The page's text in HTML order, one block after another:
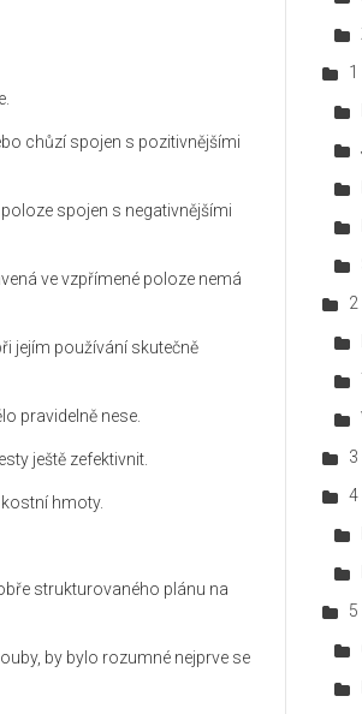
chůzí spojen s pozitivnějšími
spojen s negativnějšími
ve vzpřímené poloze nemá
jejím používání skutečně
pravidelně nese.
ještě zefektivnit.
hmoty.
strukturovaného plánu na
by bylo rozumné nejprve se
1
4
5